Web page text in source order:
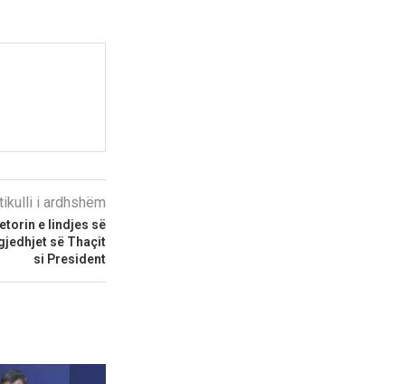
i ardhshëm
e lindjes së
së Thaçit
si President